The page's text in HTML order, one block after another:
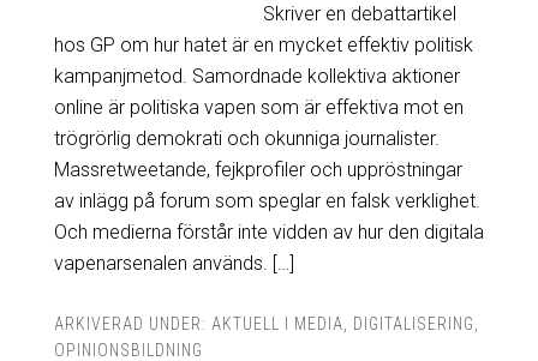
Skriver en debattartikel
hos GP om hur hatet är en mycket effektiv politisk
kampanjmetod. Samordnade kollektiva aktioner
online är politiska vapen som är effektiva mot en
trögrörlig demokrati och okunniga journalister.
Massretweetande, fejkprofiler och uppröstningar
av inlägg på forum som speglar en falsk verklighet.
Och medierna förstår inte vidden av hur den digitala
vapenarsenalen används. […]
ARKIVERAD UNDER: AKTUELL I MEDIA DIGITALISERING
OPINIONSBILDNING